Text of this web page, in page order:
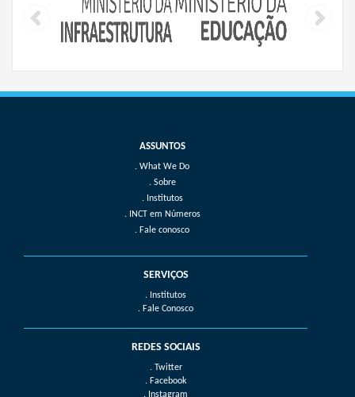
What We Do
Sobre
Institutos
INCT em Números
Fale conosco
SERVIÇOS
. Institutos
. Fale Conosco
REDES SOCIAIS
. Twitter
. Facebook
. Instagram